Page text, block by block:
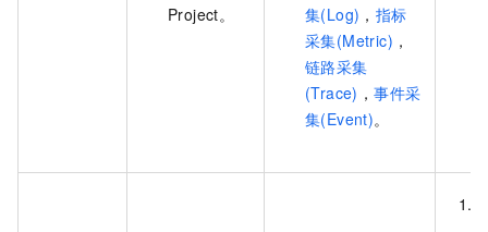
Project。
集(Log) ， 指标
采集(Metric) ，
链路采集
(Trace) ，事件采
集(Event)。